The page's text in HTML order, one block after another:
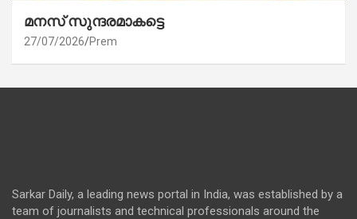
മനസ് സുന്ദരമാകട്ടെ
27/07/2026 Prem
Sarkar Daily, a leading news portal in India, was established by a
team of journalists and technical professionals around the